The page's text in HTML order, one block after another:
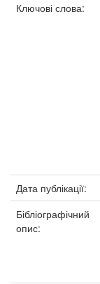
Ключові слова:
Дата публікації:
Бібліографічний
опис: